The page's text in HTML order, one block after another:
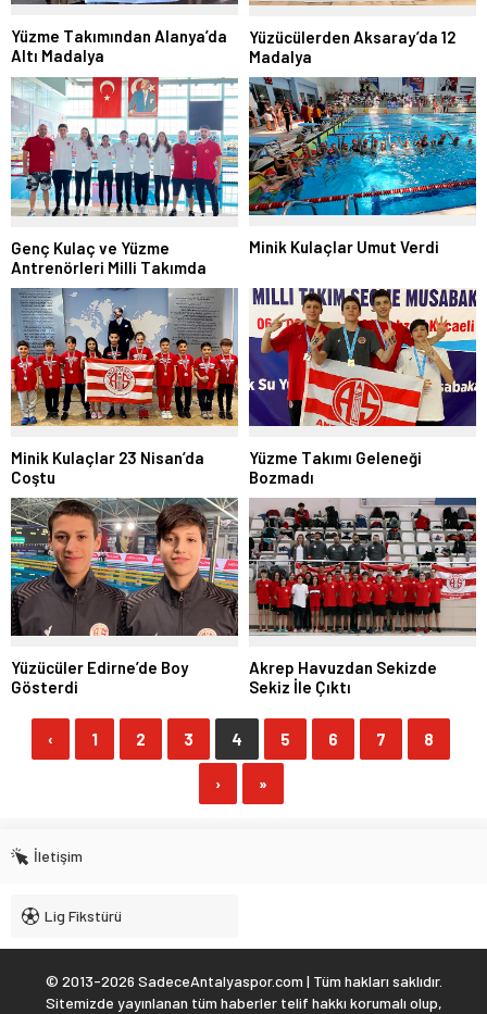
Yüzme Takımından Alanya’da
Altı Madalya
Yüzücülerden Aksaray’da 12
Madalya
Genç Kulaç ve Yüzme
Antrenörleri Milli Takımda
Minik Kulaçlar Umut Verdi
Minik Kulaçlar 23 Nisan’da
Coştu
Yüzme Takımı Geleneği
Bozmadı
Yüzücüler Edirne’de Boy
Gösterdi
Akrep Havuzdan Sekizde
Sekiz İle Çıktı
‹ 1 2 3 4 5 6 7 8
› »
İletişim
Lig Fikstürü
© 2013-2026 SadeceAntalyaspor.com | Tüm hakları saklıdır.
Sitemizde yayınlanan tüm haberler telif hakkı korumalı olup,